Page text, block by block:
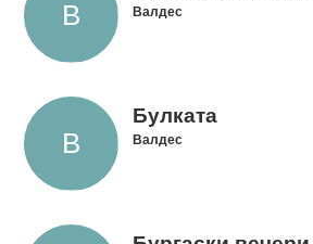
Валдес
Булката
Валдес